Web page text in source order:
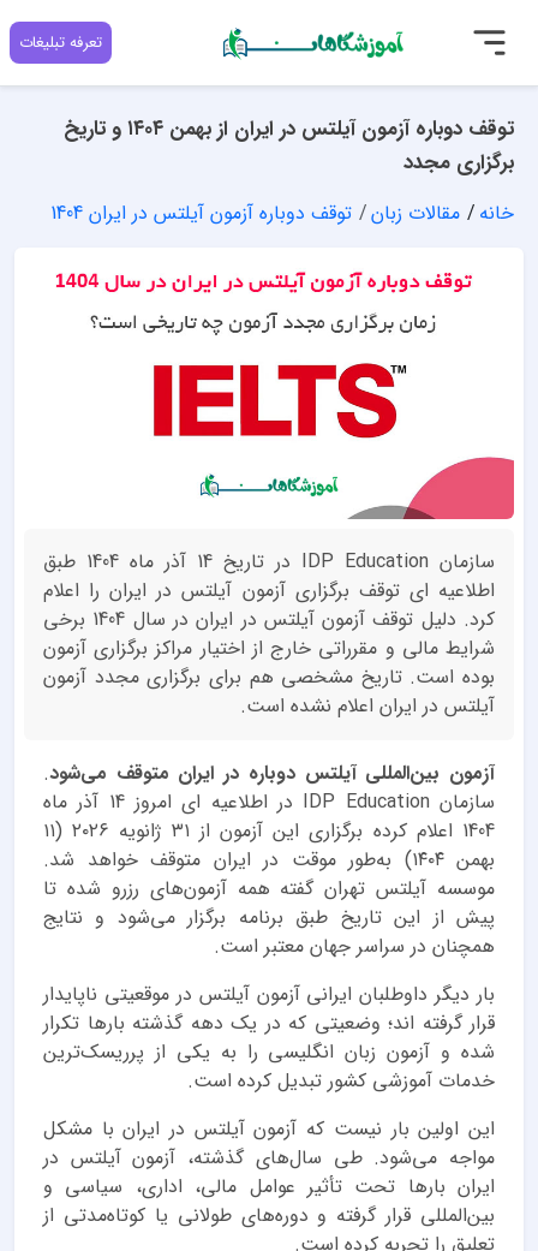
تعرفه تبلیغات
توقف دوباره آزمون آیلتس در ایران از بهمن ۱۴۰۴ و تاریخ
برگزاری مجدد
خانه مقالات زبان توقف دوباره آزمون آیلتس در ایران 1404
سازمان IDP Education در تاریخ 14 آذر ماه 1404 طبق
اطلاعیه ای توقف برگزاری آزمون آیلتس در ایران را اعلام
کرد. دلیل توقف آزمون آیلتس در ایران در سال 1404 برخی
شرایط مالی و مقرراتی خارج از اختیار مراکز برگزاری آزمون
بوده است. تاریخ مشخصی هم برای برگزاری مجدد آزمون
آیلتس در ایران اعلام نشده است.
آزمون بین‌المللی آیلتس دوباره در ایران متوقف می‌شود.
سازمان IDP Education در اطلاعیه ای امروز 14 آذر ماه
1404 اعلام کرده برگزاری این آزمون از ۳۱ ژانویه ۲۰۲۶ (۱۱
بهمن ۱۴۰۴) به‌طور موقت در ایران متوقف خواهد شد.
موسسه آیلتس تهران گفته همه آزمون‌های رزرو شده تا
پیش از این تاریخ طبق برنامه برگزار می‌شود و نتایج
همچنان در سراسر جهان معتبر است.
بار دیگر داوطلبان ایرانی آزمون آیلتس در موقعیتی ناپایدار
قرار گرفته اند؛ وضعیتی که در یک دهه گذشته بارها تکرار
شده و آزمون زبان انگلیسی را به یکی از پرریسک‌ترین
خدمات آموزشی کشور تبدیل کرده است.
این اولین بار نیست که آزمون آیلتس در ایران با مشکل
مواجه می‌شود. طی سال‌های گذشته، آزمون آیلتس در
ایران بارها تحت تأثیر عوامل مالی، اداری، سیاسی و
بین‌المللی قرار گرفته و دوره‌های طولانی یا کوتاه‌مدتی از
تعلیق را تجربه کرده است.